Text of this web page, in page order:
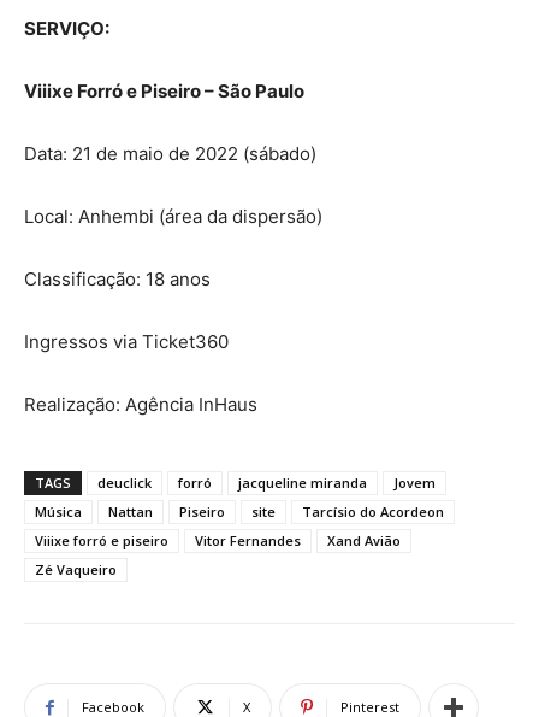
SERVIÇO:
Viiixe Forró e Piseiro – São Paulo
Data: 21 de maio de 2022 (sábado)
Local: Anhembi (área da dispersão)
Classificação: 18 anos
Ingressos via Ticket360
Realização: Agência InHaus
TAGS deuclick forró jacqueline miranda
Jovem
Música
Nattan Piseiro site
Tarcísio do Acordeon
Viiixe forró e piseiro
Vitor Fernandes
Xand Avião
Zé Vaqueiro
Facebook X Pinterest